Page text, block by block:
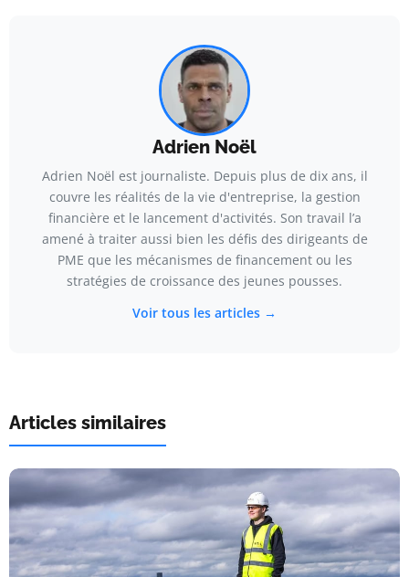
Adrien Noël
Adrien Noël est journaliste. Depuis plus de dix ans, il
couvre les réalités de la vie d'entreprise, la gestion
financière et le lancement d'activités. Son travail l’a
amené à traiter aussi bien les défis des dirigeants de
PME que les mécanismes de financement ou les
stratégies de croissance des jeunes pousses.
Voir tous les articles →
Articles similaires